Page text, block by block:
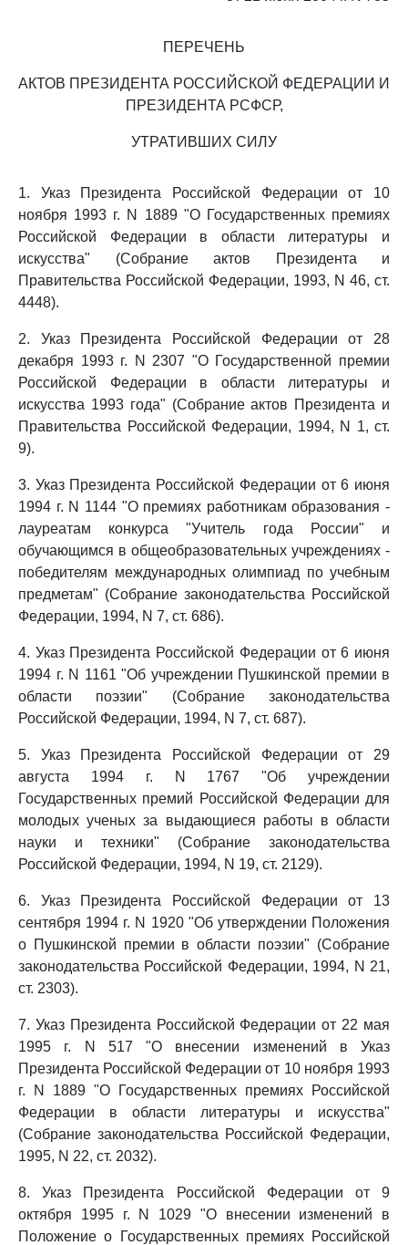
ПЕРЕЧЕНЬ
АКТОВ ПРЕЗИДЕНТА РОССИЙСКОЙ ФЕДЕРАЦИИ И
ПРЕЗИДЕНТА РСФСР,
УТРАТИВШИХ СИЛУ
1. Указ Президента Российской Федерации от 10
ноября 1993 г. N 1889 "О Государственных премиях
Российской Федерации в области литературы и
искусства" (Собрание актов Президента и
Правительства Российской Федерации, 1993, N 46, ст.
4448).
2. Указ Президента Российской Федерации от 28
декабря 1993 г. N 2307 "О Государственной премии
Российской Федерации в области литературы и
искусства 1993 года" (Собрание актов Президента и
Правительства Российской Федерации, 1994, N 1, ст.
9).
3. Указ Президента Российской Федерации от 6 июня
1994 г. N 1144 "О премиях работникам образования -
лауреатам конкурса "Учитель года России" и
обучающимся в общеобразовательных учреждениях -
победителям международных олимпиад по учебным
предметам" (Собрание законодательства Российской
Федерации, 1994, N 7, ст. 686).
4. Указ Президента Российской Федерации от 6 июня
1994 г. N 1161 "Об учреждении Пушкинской премии в
области поэзии" (Собрание законодательства
Российской Федерации, 1994, N 7, ст. 687).
5. Указ Президента Российской Федерации от 29
августа 1994 г. N 1767 "Об учреждении
Государственных премий Российской Федерации для
молодых ученых за выдающиеся работы в области
науки и техники" (Собрание законодательства
Российской Федерации, 1994, N 19, ст. 2129).
6. Указ Президента Российской Федерации от 13
сентября 1994 г. N 1920 "Об утверждении Положения
о Пушкинской премии в области поэзии" (Собрание
законодательства Российской Федерации, 1994, N 21,
ст. 2303).
7. Указ Президента Российской Федерации от 22 мая
1995 г. N 517 "О внесении изменений в Указ
Президента Российской Федерации от 10 ноября 1993
г. N 1889 "О Государственных премиях Российской
Федерации в области литературы и искусства"
(Собрание законодательства Российской Федерации,
1995, N 22, ст. 2032).
8. Указ Президента Российской Федерации от 9
октября 1995 г. N 1029 "О внесении изменений в
Положение о Государственных премиях Российской